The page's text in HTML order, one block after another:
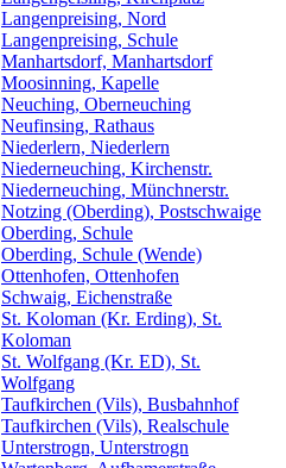
Langenpreising, Nord
Langenpreising, Schule
Manhartsdorf, Manhartsdorf
Moosinning, Kapelle
Neuching, Oberneuching
Neufinsing, Rathaus
Niederlern, Niederlern
Niederneuching, Kirchenstr.
Niederneuching, Münchnerstr.
Notzing (Oberding), Postschwaige
Oberding, Schule
Oberding, Schule (Wende)
Ottenhofen, Ottenhofen
Schwaig, Eichenstraße
St. Koloman (Kr. Erding), St.
Koloman
St. Wolfgang (Kr. ED), St.
Wolfgang
Taufkirchen (Vils), Busbahnhof
Taufkirchen (Vils), Realschule
Unterstrogn, Unterstrogn